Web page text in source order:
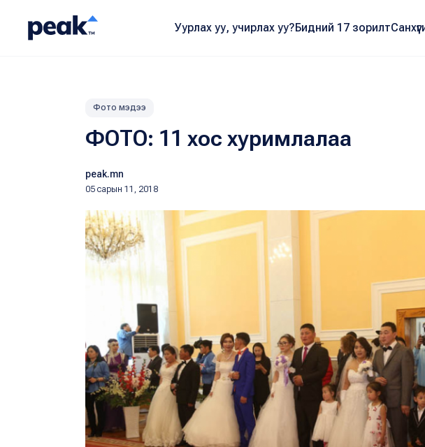
Уурлах уу, учирлах уу?Бидний 17 зорилт
Фото мэдээ
ФОТО: 11 хос хуримлалаа
peak.mn
05 сарын 11, 2018